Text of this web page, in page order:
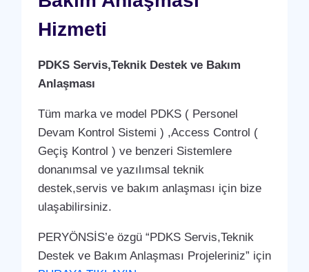
Hizmeti
PDKS Servis,Teknik Destek ve Bakım
Anlaşması
Tüm marka ve model PDKS ( Personel
Devam Kontrol Sistemi ) ,Access Control (
Geçiş Kontrol ) ve benzeri Sistemlere
donanımsal ve yazılımsal teknik
destek,servis ve bakım anlaşması için bize
ulaşabilirsiniz.
PERYÖNSİS’e özgü “PDKS Servis,Teknik
Destek ve Bakım Anlaşması Projeleriniz” için